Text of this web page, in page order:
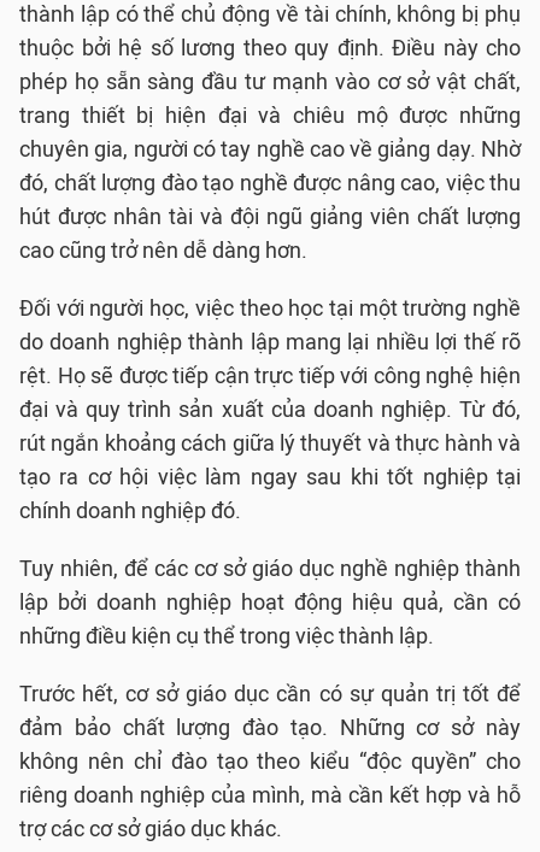
thành lập có thể chủ động về tài chính, không bị phụ
thuộc bởi hệ số lương theo quy định. Điều này cho
phép họ sẵn sàng đầu tư mạnh vào cơ sở vật chất,
trang thiết bị hiện đại và chiêu mộ được những
chuyên gia, người có tay nghề cao về giảng dạy. Nhờ
đó, chất lượng đào tạo nghề được nâng cao, việc thu
hút được nhân tài và đội ngũ giảng viên chất lượng
cao cũng trở nên dễ dàng hơn.
Đối với người học, việc theo học tại một trường nghề
do doanh nghiệp thành lập mang lại nhiều lợi thế rõ
rệt. Họ sẽ được tiếp cận trực tiếp với công nghệ hiện
đại và quy trình sản xuất của doanh nghiệp. Từ đó,
rút ngắn khoảng cách giữa lý thuyết và thực hành và
tạo ra cơ hội việc làm ngay sau khi tốt nghiệp tại
chính doanh nghiệp đó.
Tuy nhiên, để các cơ sở giáo dục nghề nghiệp thành
lập bởi doanh nghiệp hoạt động hiệu quả, cần có
những điều kiện cụ thể trong việc thành lập.
Trước hết, cơ sở giáo dục cần có sự quản trị tốt để
đảm bảo chất lượng đào tạo. Những cơ sở này
không nên chỉ đào tạo theo kiểu “độc quyền” cho
riêng doanh nghiệp của mình, mà cần kết hợp và hỗ
trợ các cơ sở giáo dục khác.